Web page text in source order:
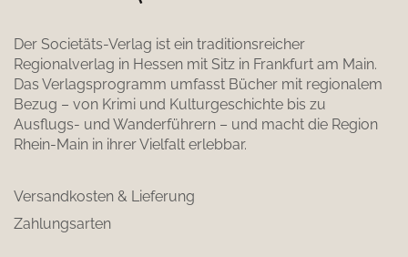
Der Societäts-Verlag ist ein traditionsreicher
Regionalverlag in Hessen mit Sitz in Frankfurt am Main.
Das Verlagsprogramm umfasst Bücher mit regionalem
Bezug – von Krimi und Kulturgeschichte bis zu
Ausflugs- und Wanderführern – und macht die Region
Rhein-Main in ihrer Vielfalt erlebbar.
Versandkosten & Lieferung
Zahlungsarten